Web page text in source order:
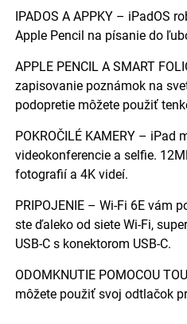
IPADOS A APPKY – iPadOS
Apple Pencil na písanie do
APPLE PENCIL A SMART
zapisovanie poznámok na
podopretie môžete použiť
POKROČILÉ KAMERY –
videokonferencie a selfie.
fotografií a 4K videí.
PRIPOJENIE – Wi-Fi 6E vám
ste ďaleko od siete Wi-Fi,
USB-C s konektorom USB-C.
ODOMKNUTIE POMOCOU
môžete použiť svoj odtlačok